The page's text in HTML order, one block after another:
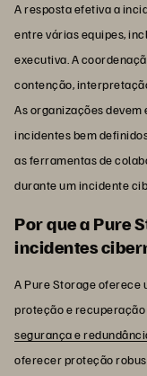
A resposta efetiva a
entre várias equipes,
executiva. A
contenção,
As organizações
incidentes bem
as ferramentas de
durante um incidente
Por que a Pure
incidentes
A Pure Storage oferece
proteção e recuperação
segurança e
oferecer proteção